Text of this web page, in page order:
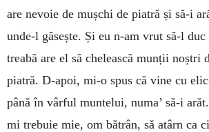
are nevoie de mușchi de piatră și să-i
unde-l găsește. Și eu n-am vrut să-l duc
treabă are el să chelească munții noș­tri
piatră. D-apoi, mi-o spus că vine cu
până în vârful muntelui, nu­­ma’ să-i
mi trebuie mie, om bă­­trân, să atârn ca